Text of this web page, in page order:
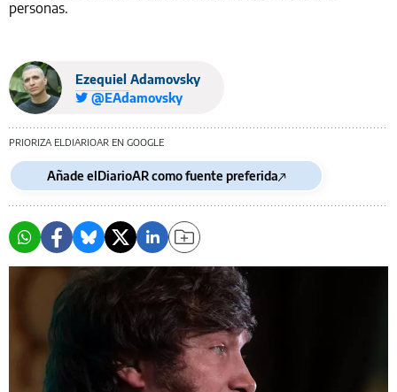
personas.
Ezequiel Adamovsky
@EAdamovsky
PRIORIZA ELDIARIOAR EN GOOGLE
Añade elDiarioAR como fuente preferida